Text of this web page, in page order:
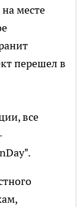
месте
перешел в
все